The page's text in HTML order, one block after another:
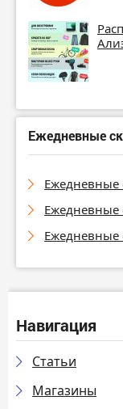
Ежедневные
Ежедневные
Ежедневные
Ежедневные
Навигация
Статьи
Магазины